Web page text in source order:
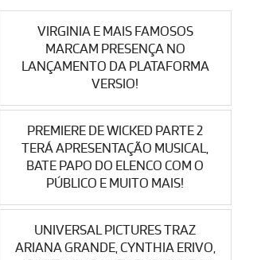
VIRGINIA E MAIS FAMOSOS
MARCAM PRESENÇA NO
LANÇAMENTO DA PLATAFORMA
VERSIO!
PREMIERE DE WICKED PARTE 2
TERÁ APRESENTAÇÃO MUSICAL,
BATE PAPO DO ELENCO COM O
PÚBLICO E MUITO MAIS!
UNIVERSAL PICTURES TRAZ
ARIANA GRANDE, CYNTHIA ERIVO,